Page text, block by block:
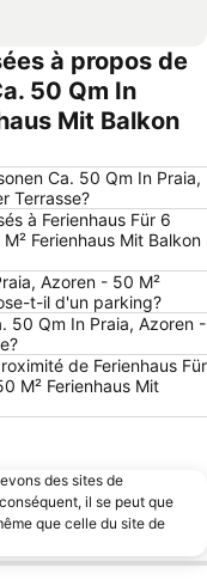
à propos de
50 Qm In
Mit Balkon
Ca. 50 Qm In Praia,
Terrasse?
à Ferienhaus Für 6
Ferienhaus Mit Balkon
Azoren - 50 M²
t-il d'un parking?
50 Qm In Praia, Azoren -
de Ferienhaus Für
M² Ferienhaus Mit
des sites de
il se peut que
que celle du site de